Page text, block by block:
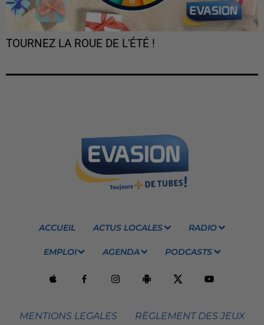
TOURNEZ LA ROUE DE L'ÉTÉ !
ACCUEIL ACTUS LOCALES RADIO
EMPLOI AGENDA PODCASTS
MENTIONS LEGALES RÈGLEMENT DES JEUX